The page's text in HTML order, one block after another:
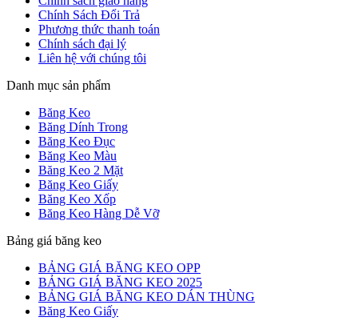
Chính Sách Đổi Trả
Phương thức thanh toán
Chính sách đại lý
Liên hệ với chúng tôi
Danh mục sản phẩm
Băng Keo
Băng Dính Trong
Băng Keo Đục
Băng Keo Màu
Băng Keo 2 Mặt
Băng Keo Giấy
Băng Keo Xốp
Băng Keo Hàng Dễ Vỡ
Bảng giá băng keo
BẢNG GIÁ BĂNG KEO OPP
BẢNG GIÁ BĂNG KEO 2025
BẢNG GIÁ BĂNG KEO DÁN THÙNG
Băng Keo Giấy